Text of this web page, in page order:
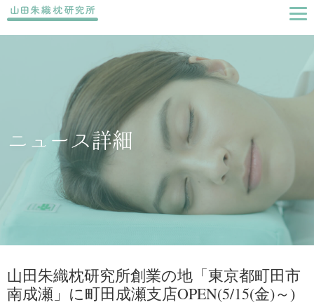
ニュース詳細
山田朱織枕研究所創業の地「東京都町田市
南成瀬」に町田成瀬支店OPEN(5/15(金)～)